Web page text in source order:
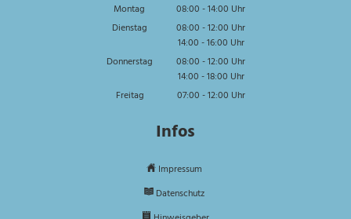
Montag 08:00 -14:00 Uhr
Von 08:00 bis 14:00 Uhr
Dienstag 08:00 -12:00 Uhr
Von 08:00 bis 12:00 Uhr
14:00 -16:00 Uhr
Von 14:00 bis 16:00 Uhr
Donnerstag 08:00 -12:00 Uhr
Von 08:00 bis 12:00 Uhr
14:00 -18:00 Uhr
Von 14:00 bis 18:00 Uhr
Freitag 07:00 -12:00 Uhr
Infos
Impressum
Datenschutz